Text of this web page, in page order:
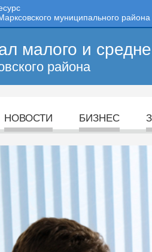
муниципального района
малого и
района
НОВОСТИ БИЗНЕС